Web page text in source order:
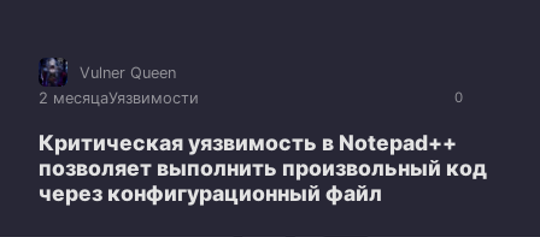
0
Vulner Queen
2 месяцаУязвимости
Критическая уязвимость в Notepad++
позволяет выполнить произвольный код
через конфигурационный файл